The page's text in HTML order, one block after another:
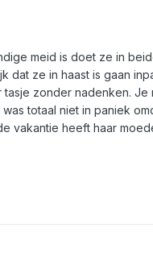
meid is doet ze in
dat ze in haast is gaan
zonder nadenken.
totaal niet in paniek
vakantie heeft haar